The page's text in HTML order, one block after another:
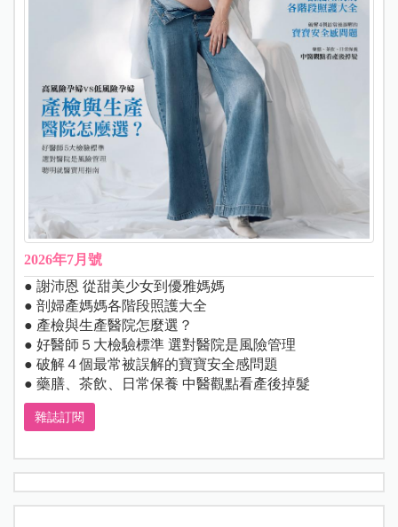
2026年7月號
● 謝沛恩 從甜美少女到優雅媽媽
● 剖婦產媽媽各階段照護大全
● 產檢與生產醫院怎麼選？
● 好醫師５大檢驗標準 選對醫院是風險管理
● 破解４個最常被誤解的寶寶安全感問題
● 藥膳、茶飲、日常保養 中醫觀點看產後掉髮
雜誌訂閱